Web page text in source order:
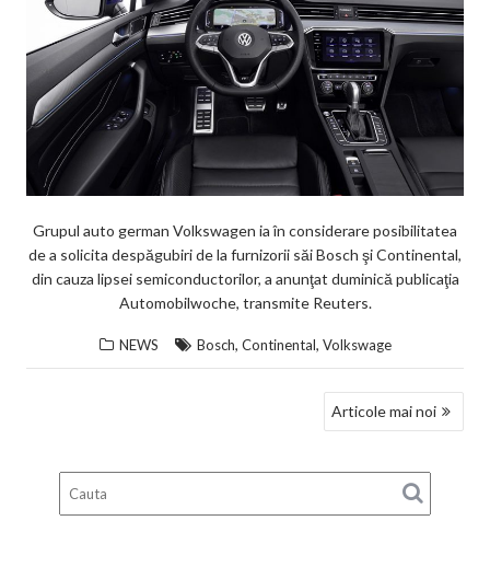
Grupul auto german Volkswagen ia în considerare posibilitatea
de a solicita despăgubiri de la furnizorii săi Bosch şi Continental,
din cauza lipsei semiconductorilor, a anunţat duminică publicaţia
Automobilwoche, transmite Reuters.
NEWS Bosch, Continental, Volkswage
ARTICOLE
Articole mai noi